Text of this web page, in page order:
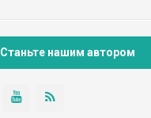
Станьте нашим автором